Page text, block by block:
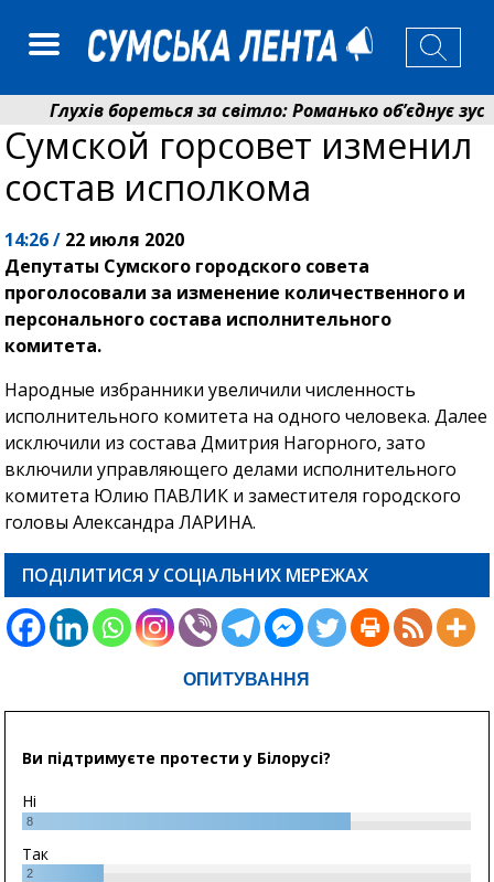
Глухів бореться за світло: Романько об’єднує
Пенсійний фонд Сумщини спрямував 0,2 млрд грн
Сумской горсовет изменил
состав исполкома
14:26 / 22 июля 2020
Депутаты Сумского городского совета
проголосовали за изменение количественного и
персонального состава исполнительного
комитета.
Народные избранники увеличили численность
исполнительного комитета на одного человека. Далее
исключили из состава Дмитрия Нагорного, зато
включили управляющего делами исполнительного
комитета Юлию ПАВЛИК и заместителя городского
головы Александра ЛАРИНА.
ПОДІЛИТИСЯ У СОЦІАЛЬНИХ МЕРЕЖАХ
ОПИТУВАННЯ
Ви підтримуєте протести у Білорусі?
Ні
8
Так
2